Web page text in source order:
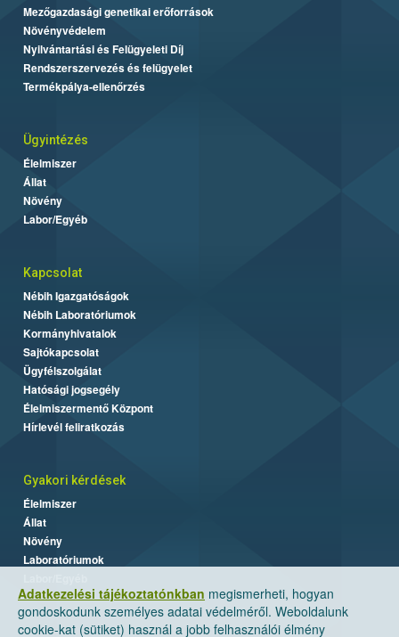
Adatkezelési tájékoztatónkban megismerheti, hogyan
gondoskodunk személyes adatai védelméről. Weboldalunk
cookie-kat (sütiket) használ a jobb felhasználói élmény
Mezőgazdasági genetikai erőforrások
Növényvédelem
Nyilvántartási és Felügyeleti Díj
Rendszerszervezés és felügyelet
Termékpálya-ellenőrzés
Ügyintézés
Élelmiszer
Állat
Növény
Labor/Egyéb
Kapcsolat
Nébih Igazgatóságok
Nébih Laboratóriumok
Kormányhivatalok
Sajtókapcsolat
Ügyfélszolgálat
Hatósági jogsegély
Élelmiszermentő Központ
Hírlevél feliratkozás
Gyakori kérdések
Élelmiszer
Állat
Növény
Laboratóriumok